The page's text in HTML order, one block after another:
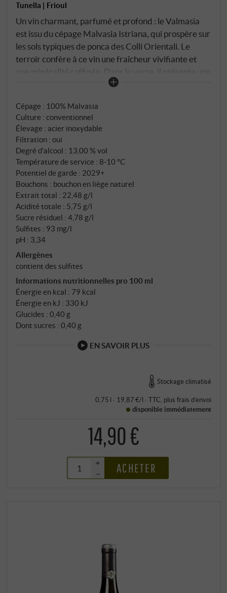
Tunella | Frioul
Un vin charmant, parfumé et profond : le Valmasìa
est issu du cépage Malvasia Istriana, qui prospère sur
les sols typiques de ponca des Colli Orientali. Le
terroir confère à ce vin une fraîcheur vivifiante et
une minéralité raffinée. Dans le verre, il présente une
robe jaune paille claire aux reflets verdâtres. Au nez,
et de muscade, accompagnées d'une touche de
tisane. En bouche, il est parfumé et vif, avec une
texture douce, des notes épicées délicates et une
finale élégante et sèche. Un vin blanc polyvalent et
de caractère, à l'âme méditerranéenne – idéal pour
accompagner les antipasti, le poisson ou un risotto
aux herbes. SUPERIORE.DE
Cépage : 100% Malvasia
Culture : conventionnel
Élevage : acier inoxydable
Filtration : oui
Degré d'alcool : 13,00 % vol
Température de service : 8‑10 °C
Potentiel de garde : 2029+
Bouchons : bouchon en liège naturel
Extrait total : 22,48 g/l
Acidité totale : 5,75 g/l
Sucre résiduel : 4,78 g/l
Sulfites : 93 mg/l
pH : 3,34
Allergènes
contient des sulfites
Informations nutritionnelles pro 100 ml
Énergie en kcal : 79 kcal
Énergie en kJ : 330 kJ
Glucides : 0,40 g
Dont sucres : 0,40 g
EN SAVOIR PLUS
Stockage climatisé
0,75 l · 19,87 €/l · TTC, plus frais d’envoi
disponible immédiatement
14,90 €
+
–
ACHETER